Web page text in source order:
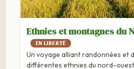
Ethnies et montagnes du
EN LIBERTÉ
Un voyage alliant randonnées et
différentes ethnies du nord-ouest